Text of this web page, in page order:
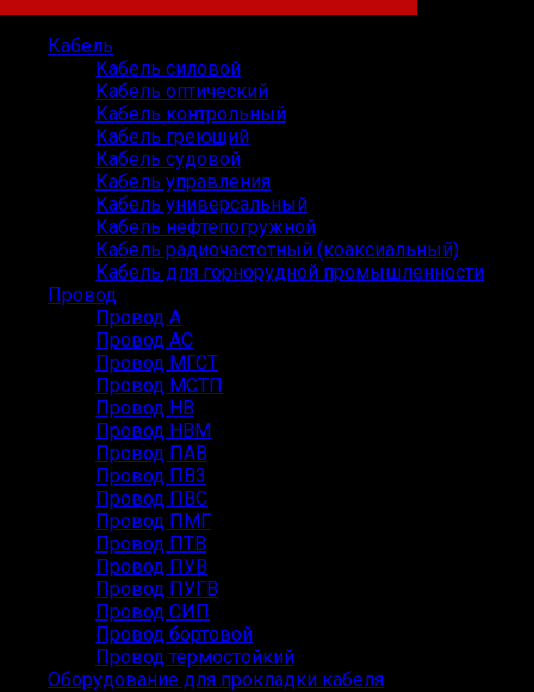
Кабель
Кабель силовой
Кабель оптический
Кабель контрольный
Кабель греющий
Кабель судовой
Кабель управления
Кабель универсальный
Кабель нефтепогружной
Кабель радиочастотный (коаксиальный)
Кабель для горнорудной промышленности
Провод
Провод А
Провод АС
Провод МГСТ
Провод МСТП
Провод НВ
Провод НВМ
Провод ПАВ
Провод ПВ3
Провод ПВС
Провод ПМГ
Провод ПТВ
Провод ПУВ
Провод ПУГВ
Провод СИП
Провод бортовой
Провод термостойкий
Оборудование для прокладки кабеля